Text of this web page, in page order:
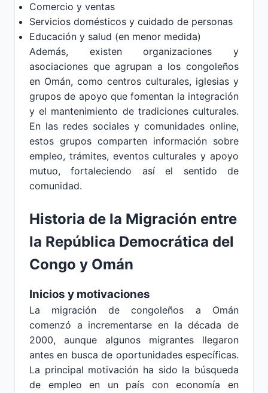
Comercio y ventas
Servicios domésticos y cuidado de personas
Educación y salud (en menor medida)
Además, existen organizaciones y
asociaciones que agrupan a los congoleños
en Omán, como centros culturales, iglesias y
grupos de apoyo que fomentan la integración
y el mantenimiento de tradiciones culturales.
En las redes sociales y comunidades online,
estos grupos comparten información sobre
empleo, trámites, eventos culturales y apoyo
mutuo, fortaleciendo así el sentido de
comunidad.
Historia de la Migración entre
la República Democrática del
Congo y Omán
Inicios y motivaciones
La migración de congoleños a Omán
comenzó a incrementarse en la década de
2000, aunque algunos migrantes llegaron
antes en busca de oportunidades específicas.
La principal motivación ha sido la búsqueda
de empleo en un país con economía en